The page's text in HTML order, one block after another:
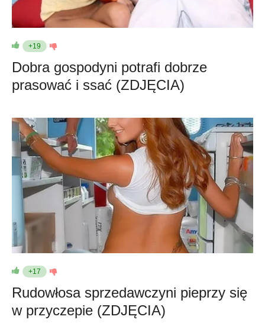
+19
Dobra gospodyni potrafi dobrze
prasować i ssać (ZDJĘCIA)
+17
Rudowłosa sprzedawczyni pieprzy się
w przyczepie (ZDJĘCIA)